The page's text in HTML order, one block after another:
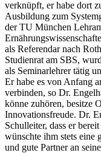
verknüpft, er habe dort
Ausbildung zum
der TU München
als Referendar nach
Studienrat am SBS,
als Seminarlehrer tätig
Er habe es von Anfang
verbinden, so Dr.
könne zuhören, besitze
Innovationsfreude. Dr.
Schulleiter, dass er
wünschte ihm stets eine
und gute Partner an